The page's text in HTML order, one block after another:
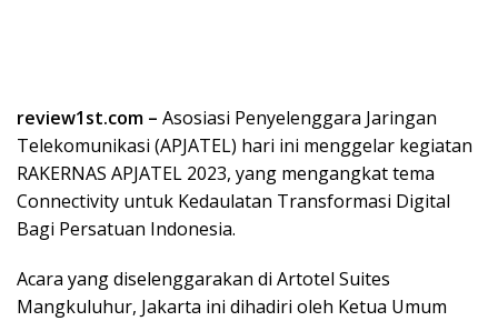
review1st.com – Asosiasi Penyelenggara Jaringan
Telekomunikasi (APJATEL) hari ini menggelar kegiatan
RAKERNAS APJATEL 2023, yang mengangkat tema
Connectivity untuk Kedaulatan Transformasi Digital
Bagi Persatuan Indonesia.
Acara yang diselenggarakan di Artotel Suites
Mangkuluhur, Jakarta ini dihadiri oleh Ketua Umum